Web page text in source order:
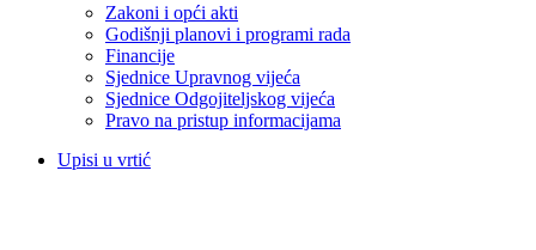
Zakoni i opći akti
Godišnji planovi i programi rada
Financije
Sjednice Upravnog vijeća
Sjednice Odgojiteljskog vijeća
Pravo na pristup informacijama
Upisi u vrtić